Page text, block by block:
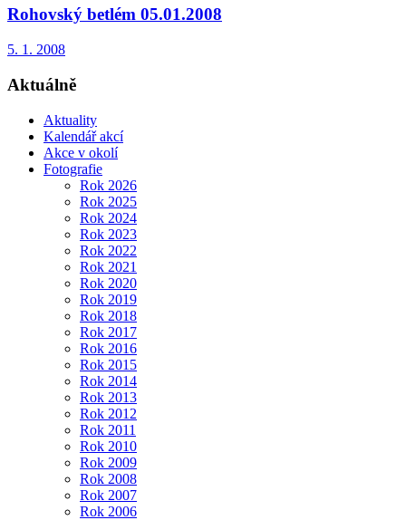
Rohovský betlém 05.01.2008
5. 1. 2008
Aktuálně
Aktuality
Kalendář akcí
Akce v okolí
Fotografie
Rok 2026
Rok 2025
Rok 2024
Rok 2023
Rok 2022
Rok 2021
Rok 2020
Rok 2019
Rok 2018
Rok 2017
Rok 2016
Rok 2015
Rok 2014
Rok 2013
Rok 2012
Rok 2011
Rok 2010
Rok 2009
Rok 2008
Rok 2007
Rok 2006